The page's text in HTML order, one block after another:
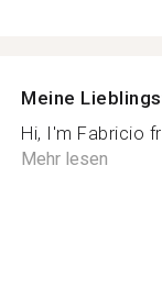
Meine
Hi, I'm Fabricio
Mehr lesen